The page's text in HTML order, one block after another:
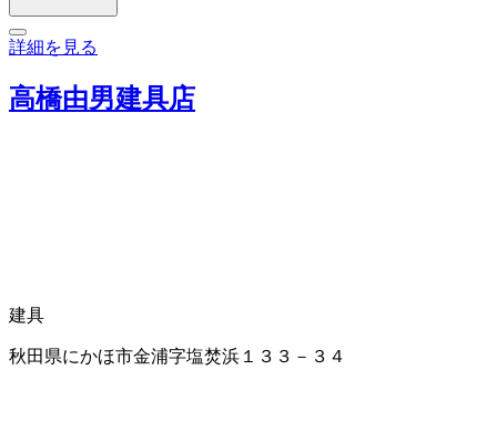
詳細を見る
高橋由男建具店
建具
秋田県にかほ市金浦字塩焚浜１３３－３４